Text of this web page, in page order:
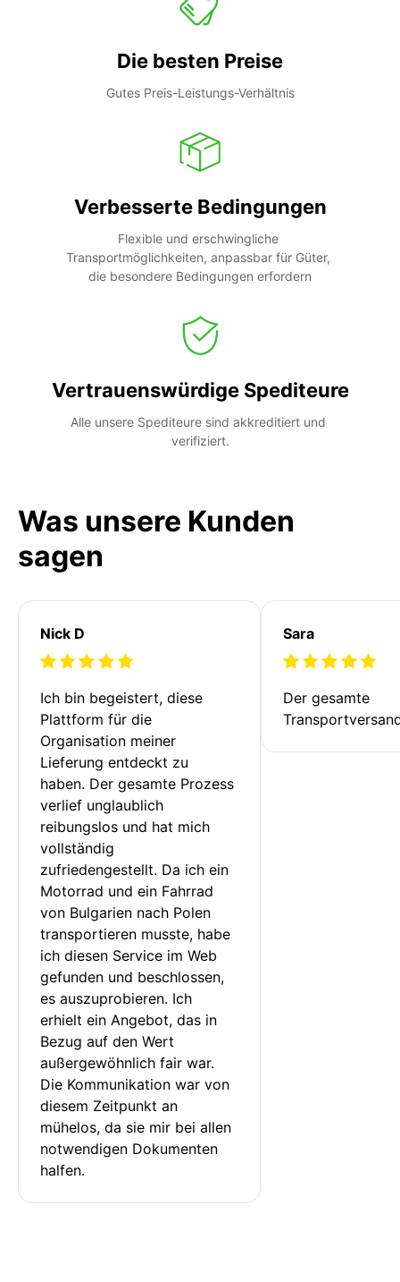
Die besten Preise
Gutes Preis-Leistungs-Verhältnis
Verbesserte Bedingungen
Flexible und erschwingliche
Transportmöglichkeiten, anpassbar für Güter,
die besondere Bedingungen erfordern
Vertrauenswürdige Spediteure
Alle unsere Spediteure sind akkreditiert und
verifiziert.
Was unsere Kunden
sagen
Nick D
Ich bin begeistert, diese
Plattform für die
Organisation meiner
Lieferung entdeckt zu
haben. Der gesamte Prozess
verlief unglaublich
reibungslos und hat mich
vollständig
zufriedengestellt. Da ich ein
Motorrad und ein Fahrrad
von Bulgarien nach Polen
transportieren musste, habe
ich diesen Service im Web
gefunden und beschlossen,
es auszuprobieren. Ich
erhielt ein Angebot, das in
Bezug auf den Wert
außergewöhnlich fair war.
Die Kommunikation war von
diesem Zeitpunkt an
mühelos, da sie mir bei allen
notwendigen Dokumenten
halfen.
Sara
Der gesamte